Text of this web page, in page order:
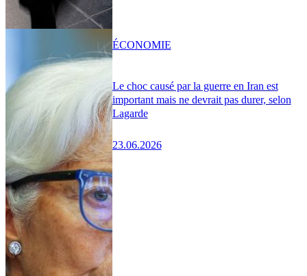
Le choc causé par la guerre en Iran est
important mais ne devrait pas durer, selon
Lagarde
23.06.2026
ÉCONOMIE